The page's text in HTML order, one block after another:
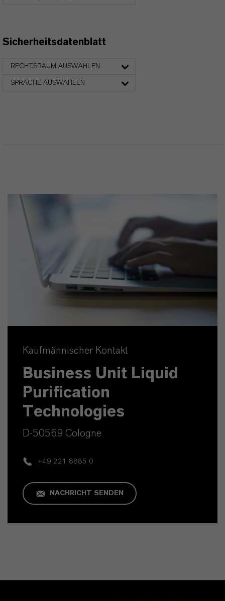
Sicherheitsdatenblatt
RECHTSRAUM AUSWÄHLEN
SPRACHE AUSWÄHLEN
Kaufmännischer Kontakt
Business Unit Liquid
Purification
Technologies
D-50569 Cologne
+49 221 8885 0
NACHRICHT SENDEN